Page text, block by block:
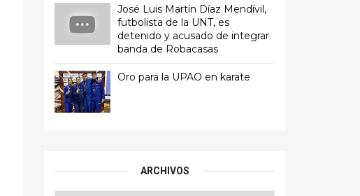
José Luis Martín Díaz Mendívil,
futbolista de la UNT, es
detenido y acusado de integrar
banda de Robacasas
Oro para la UPAO en karate
ARCHIVOS